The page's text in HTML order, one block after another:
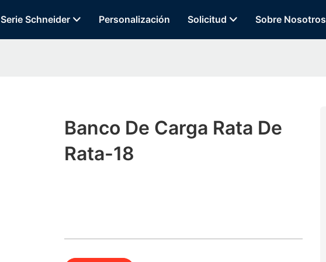
Serie Schneider Personalización Solicitud Sobre Nosotros
Banco De Carga Rata De
Rata-18